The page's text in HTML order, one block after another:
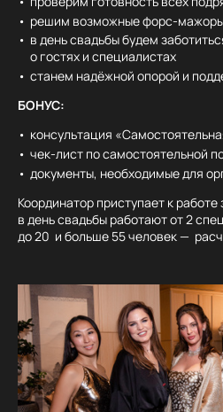
решим возможные форс-
в день свадьбы будем
о гостях и специалистах
станем надёжной опорой и
БОНУС:
консультация
чек-лист по самостоятельной
документы, необходимые для
Координатор приступает к
в день свадьбы работают от 2
до 20 и больше 55 человек —